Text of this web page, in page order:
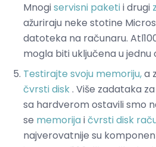
Mnogiservisni paketii drugi
ažuriraju neke stotine
datoteka na računaru.
mogla biti uključena u jednu
Testirajte svoju memoriju,a
čvrsti disk. Više zadataka
sa hardverom ostavili smo
se memorijaičvrsti disk
najverovatnije su